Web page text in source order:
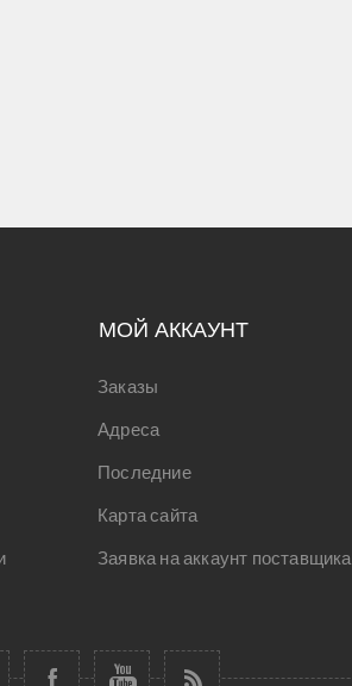
МОЙ АККАУНТ
Заказы
Адреса
Последние
Карта сайта
Заявка на аккаунт поставщика